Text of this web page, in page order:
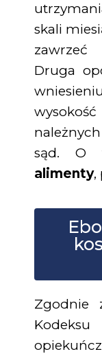
skali
Druga
sąd. O
alimenty,
Zgodnie